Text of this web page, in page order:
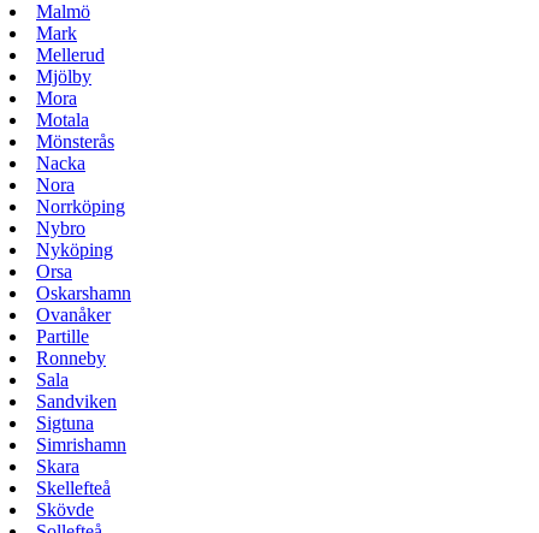
Malmö
Mark
Mellerud
Mjölby
Mora
Motala
Mönsterås
Nacka
Nora
Norrköping
Nybro
Nyköping
Orsa
Oskarshamn
Ovanåker
Partille
Ronneby
Sala
Sandviken
Sigtuna
Simrishamn
Skara
Skellefteå
Skövde